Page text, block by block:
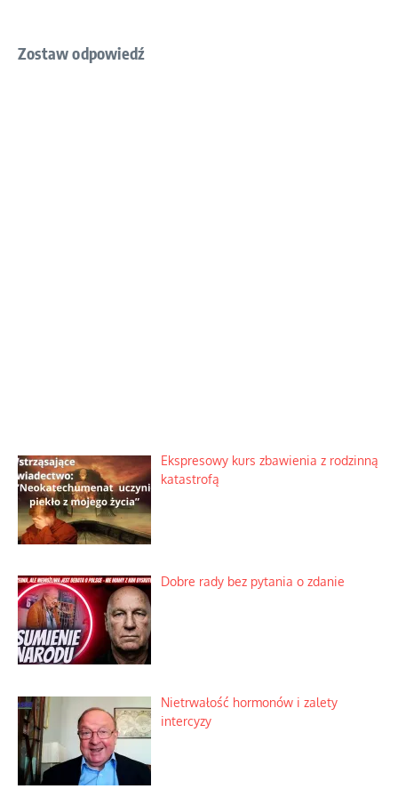
Zostaw odpowiedź
Ekspresowy kurs zbawienia z rodzinną
katastrofą
Dobre rady bez pytania o zdanie
Nietrwałość hormonów i zalety
intercyzy